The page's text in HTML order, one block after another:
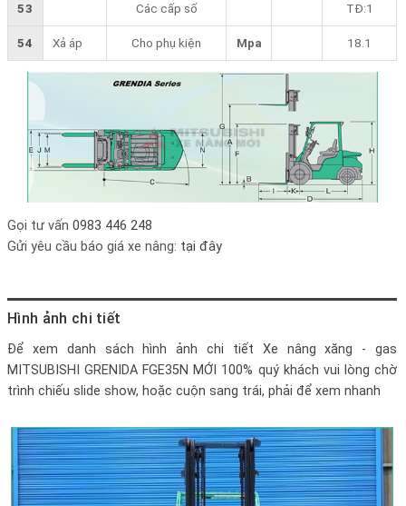
53 Các cấp số TĐ:1
54 Xả áp Cho phụ kiện Mpa 18.1
Gọi tư vấn 0983 446 248
Gửi yêu cầu báo giá xe nâng: tại đây
Hình ảnh chi tiết
Để xem danh sách hình ảnh chi tiết Xe nâng xăng - gas
MITSUBISHI GRENIDA FGE35N MỚI 100% quý khách vui lòng chờ
trình chiếu slide show, hoặc cuộn sang trái, phải để xem nhanh